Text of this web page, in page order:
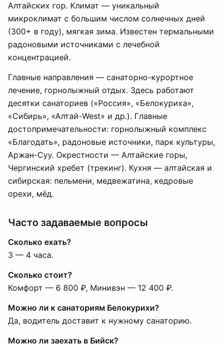
Алтайских гор. Климат — уникальный
микроклимат с большим числом солнечных дней
(300+ в году), мягкая зима. Известен термальными
радоновыми источниками с лечебной
концентрацией.
Главные направления — санаторно-курортное
лечение, горнолыжный отдых. Здесь работают
десятки санаториев («Россия», «Белокуриха»,
«Сибирь», «Алтай-West» и др.). Главные
достопримечательности: горнолыжный комплекс
«Благодать», радоновые источники, парк культуры,
Аржан-Суу. Окрестности — Алтайские горы,
Чергинский хребет (трекинг). Кухня — алтайская и
сибирская: пельмени, медвежатина, кедровые
орехи, мёд.
Часто задаваемые вопросы
Сколько ехать?
3 — 4 часа.
Сколько стоит?
Комфорт — 6 800 ₽, Минивэн — 12 400 ₽.
Можно ли к санаториям Белокурихи?
Да, водитель доставит к нужному санаторию.
Можно ли заехать в Бийск?